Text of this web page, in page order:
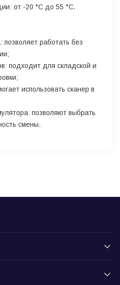
от -20 °C до 55 °C.
работать без
подходит для складской и
использовать сканер в
позволяют выбрать
смены.